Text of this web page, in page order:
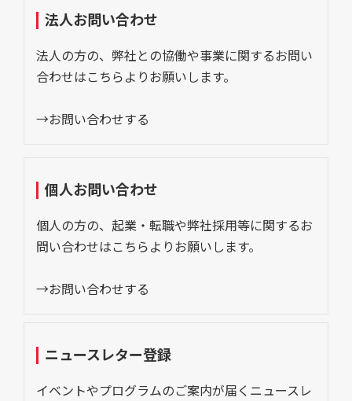
法人お問い合わせ
法人の方の、弊社との協働や事業に関するお問い
合わせはこちらよりお願いします。
→お問い合わせする
個人お問い合わせ
個人の方の、起業・転職や弊社採用等に関するお
問い合わせはこちらよりお願いします。
→お問い合わせする
ニュースレター登録
イベントやプログラムのご案内が届くニュースレ